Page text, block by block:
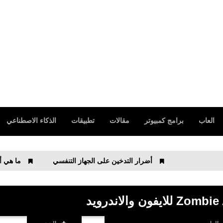
العاب برامج كمبيوتر مقالات تطبيقات الذكاء الاصطناعي
أضرار التدخين على الجهاز التنفسي ما هي أضرار